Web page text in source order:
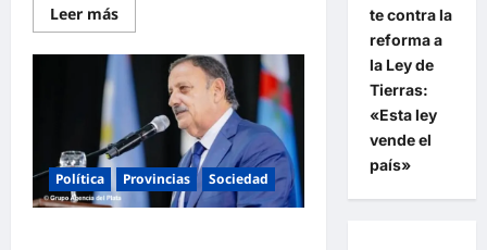
Leer másLee
más
Martín
Soria
firme
contra
reforma
de
la
Ley
de
Tierras:
Política Provincias Sociedad
te contra la
reforma a
la Ley de
Tierras:
«Esta ley
vende el
país»